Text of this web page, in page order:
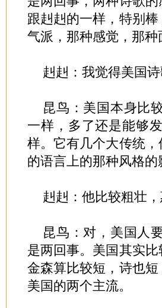
跟赳赳的一样，特别
气派，那种感觉，那种
赳赳：我觉得美国
昆鸟：美国本身比
一样，多了还是能够
样。它有几个大传统
的语言上的那种风格
赳赳：他比较粗壮
昆鸟：对，美国人
是两回事。美国其实
金森算比较短，诗也
美国的两个主流。